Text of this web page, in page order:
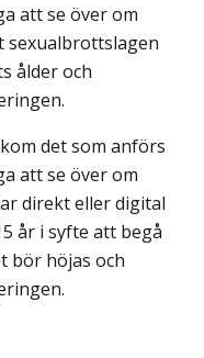
att se över om
sexualbrottslagen
ålder och
det som anförs
att se över om
direkt eller digital
år i syfte att begå
bör höjas och